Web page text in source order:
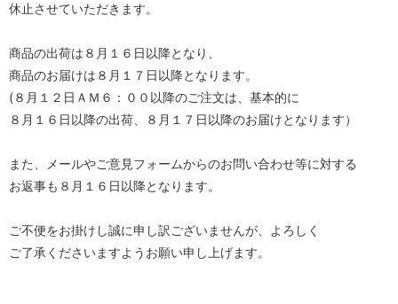
休止させていただきます。
商品の出荷は８月１６日以降となり、
商品のお届けは８月１７日以降となります。
(８月１２日ＡＭ６：００以降のご注文は、基本的に
８月１６日以降の出荷、８月１７日以降のお届けとなります）
また、メールやご意見フォームからのお問い合わせ等に対する
お返事も８月１６日以降となります。
ご不便をお掛けし誠に申し訳ございませんが、よろしく
ご了承くださいますようお願い申し上げます。